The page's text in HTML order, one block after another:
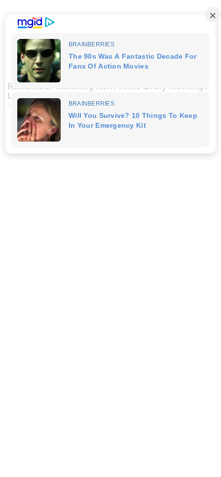
Remember Watching Kerri-Anne Every Morning?
Look At Her Today
BUZZ DAY